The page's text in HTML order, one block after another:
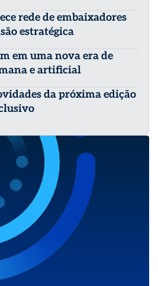
rede de embaixadores
estratégica
em uma nova era de
e artificial
da próxima edição